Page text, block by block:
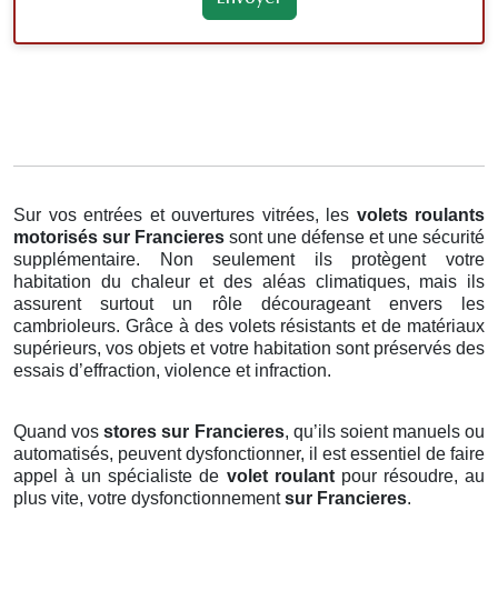
Sur vos entrées et ouvertures vitrées, les volets roulants
motorisés sur Francieres sont une défense et une sécurité
supplémentaire. Non seulement ils protègent votre
habitation du chaleur et des aléas climatiques, mais ils
assurent surtout un rôle décourageant envers les
cambrioleurs. Grâce à des volets résistants et de matériaux
supérieurs, vos objets et votre habitation sont préservés des
essais d’effraction, violence et infraction.
Quand vosstores sur Francieres, qu’ils soient manuels ou
automatisés, peuvent dysfonctionner, il est essentiel de faire
appel à un spécialiste de volet roulantpour résoudre, au
plus vite, votre dysfonctionnementsur Francieres.